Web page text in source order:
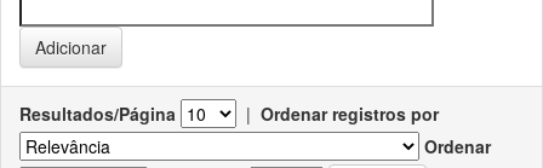
Resultados/Página | Ordenar registros por
Ordenar